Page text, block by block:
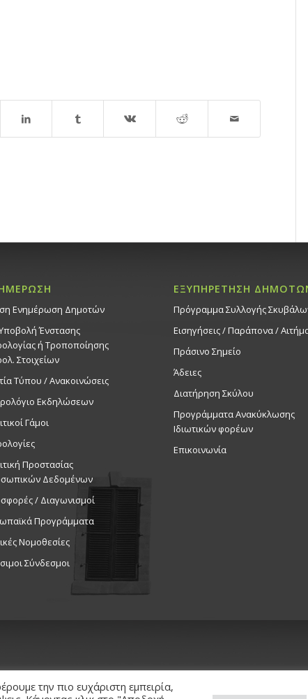
Ενημέρωση Δημοτών
Ένστασης
ή Τροποποίησης
Στοιχείων
Τύπου / Ανακοινώσεις
Εκδηλώσεων
Γάμοι
Προστασίας
Δεδομένων
/ Διαγωνισμοί
Προγράμματα
Νομοθεσίες
Σύνδεσμοι
ΕΞΥΠΗΡΕΤΗΣΗ
Πρόγραμμα Συλλογής
Εισηγήσεις / Παράπονα /
Πράσινο Σημείο
Άδειες
Διατήρηση Σκύλου
Προγράμματα Ανακύκλωσης
Ιδιωτικών φορέων
Επικοινωνία
την πιο ευχάριστη εμπειρία,